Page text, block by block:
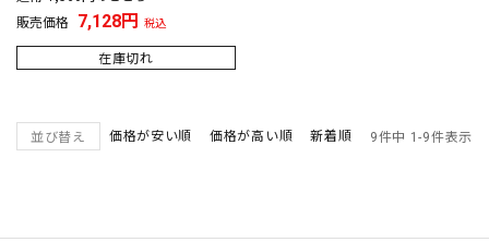
販売価格 7,128 税込
在庫切れ
並び替え 価格が安い順 価格が高い順 新着順 9件中 1-9件表示